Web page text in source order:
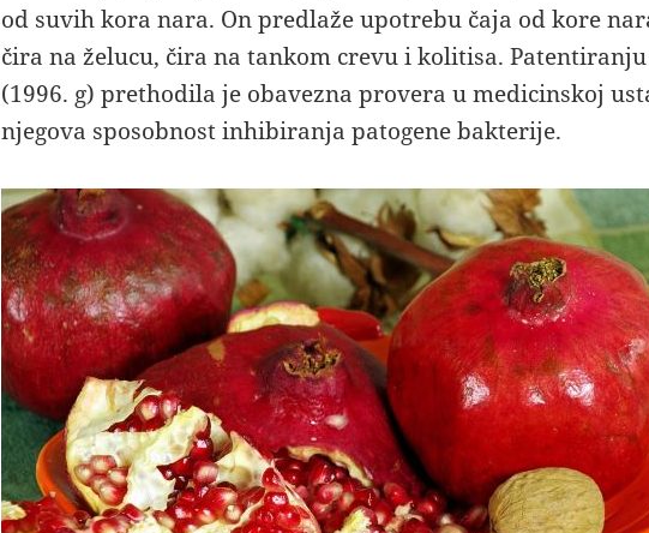
od suvih kora nara. On predlaže upotrebu čaja od kore
čira na želucu, čira na tankom crevu i kolitisa.
(1996. g) prethodila je obavezna provera u medicinskoj
njegova sposobnost inhibiranja patogene bakterije.